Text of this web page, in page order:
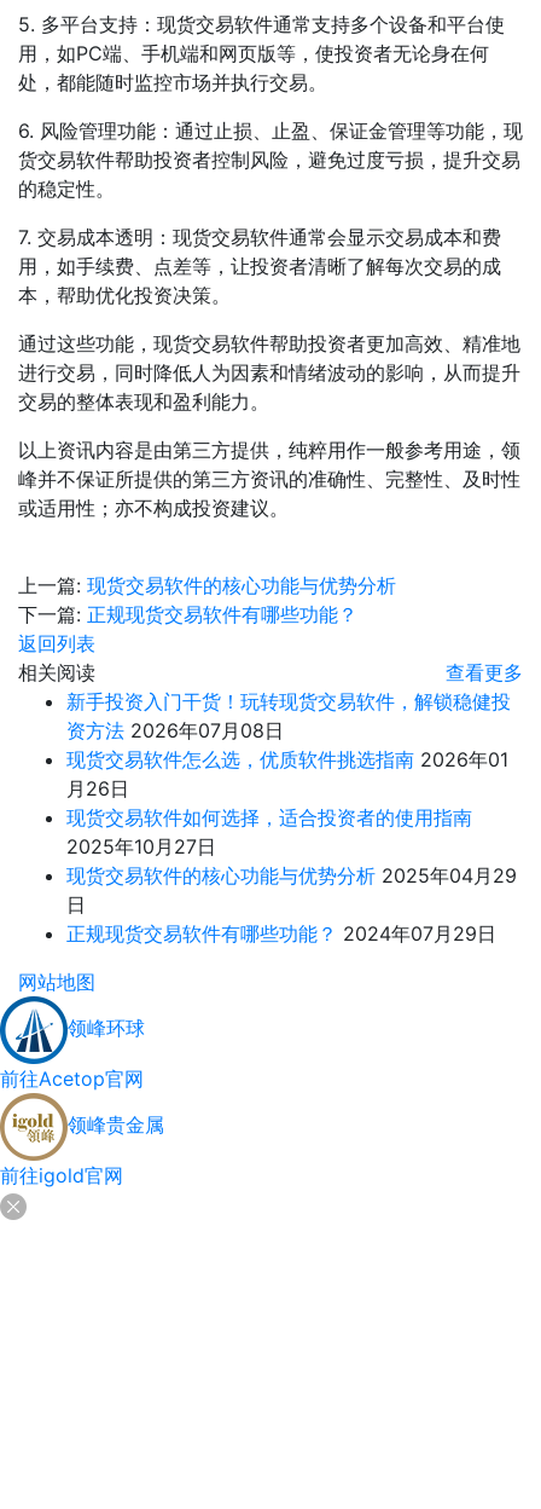
5. 多平台支持：现货交易软件通常支持多个设备和平台使
用，如PC端、手机端和网页版等，使投资者无论身在何
处，都能随时监控市场并执行交易。
6. 风险管理功能：通过止损、止盈、保证金管理等功能，现
货交易软件帮助投资者控制风险，避免过度亏损，提升交易
的稳定性。
7. 交易成本透明：现货交易软件通常会显示交易成本和费
用，如手续费、点差等，让投资者清晰了解每次交易的成
本，帮助优化投资决策。
通过这些功能，现货交易软件帮助投资者更加高效、精准地
进行交易，同时降低人为因素和情绪波动的影响，从而提升
交易的整体表现和盈利能力。
以上资讯内容是由第三方提供，纯粹用作一般参考用途，领
峰并不保证所提供的第三方资讯的准确性、完整性、及时性
或适用性；亦不构成投资建议。
上一篇: 现货交易软件的核心功能与优势分析
下一篇: 正规现货交易软件有哪些功能？
返回列表
相关阅读
查看更多
新手投资入门干货！玩转现货交易软件，解锁稳健投
资方法 2026年07月08日
现货交易软件怎么选，优质软件挑选指南 2026年01
月26日
现货交易软件如何选择，适合投资者的使用指南
2025年10月27日
现货交易软件的核心功能与优势分析 2025年04月29
日
正规现货交易软件有哪些功能？ 2024年07月29日
网站地图
领峰环球
前往Acetop官网
领峰贵金属
前往igold官网